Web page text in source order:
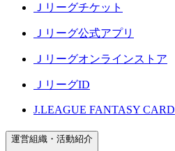
Ｊリーグチケット
Ｊリーグ公式アプリ
Ｊリーグオンラインストア
ＪリーグID
J.LEAGUE FANTASY CARD
運営組織・活動紹介